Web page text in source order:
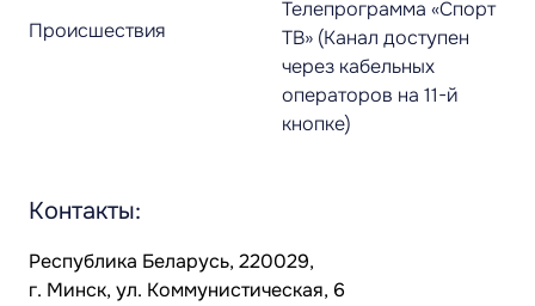
Происшествия
Телепрограмма «Спорт
ТВ» (Канал доступен
через кабельных
операторов на 11-й
кнопке)
Контакты:
Республика Беларусь, 220029,
г. Минск, ул. Коммунистическая, 6